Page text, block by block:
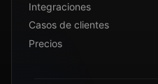
Integraciones
Casos de clientes
Precios